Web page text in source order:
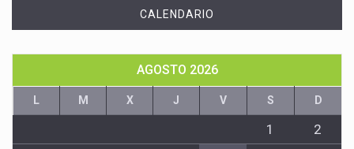
CALENDARIO
AGOSTO 2026
L M X J V S D
1
2